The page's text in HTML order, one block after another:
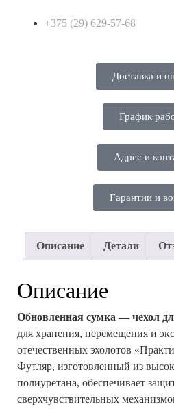
+375 (29) 629-57-68
Доставка и
График
Адрес и
Гарантии и
Описание Детали
Описание
Обновленная сумка — чехол
для хранения, перемещения и
отечественных эхолотов
Футляр, изготовленный из
полиуретана, обеспечивает
сверхчувствительных